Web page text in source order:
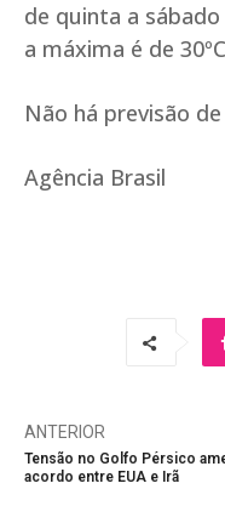
de quinta a
a máxima é de
Não há previsão
Agência Brasil
ANTERIOR
Tensão no Golfo Pérsico
acordo entre EUA e Irã